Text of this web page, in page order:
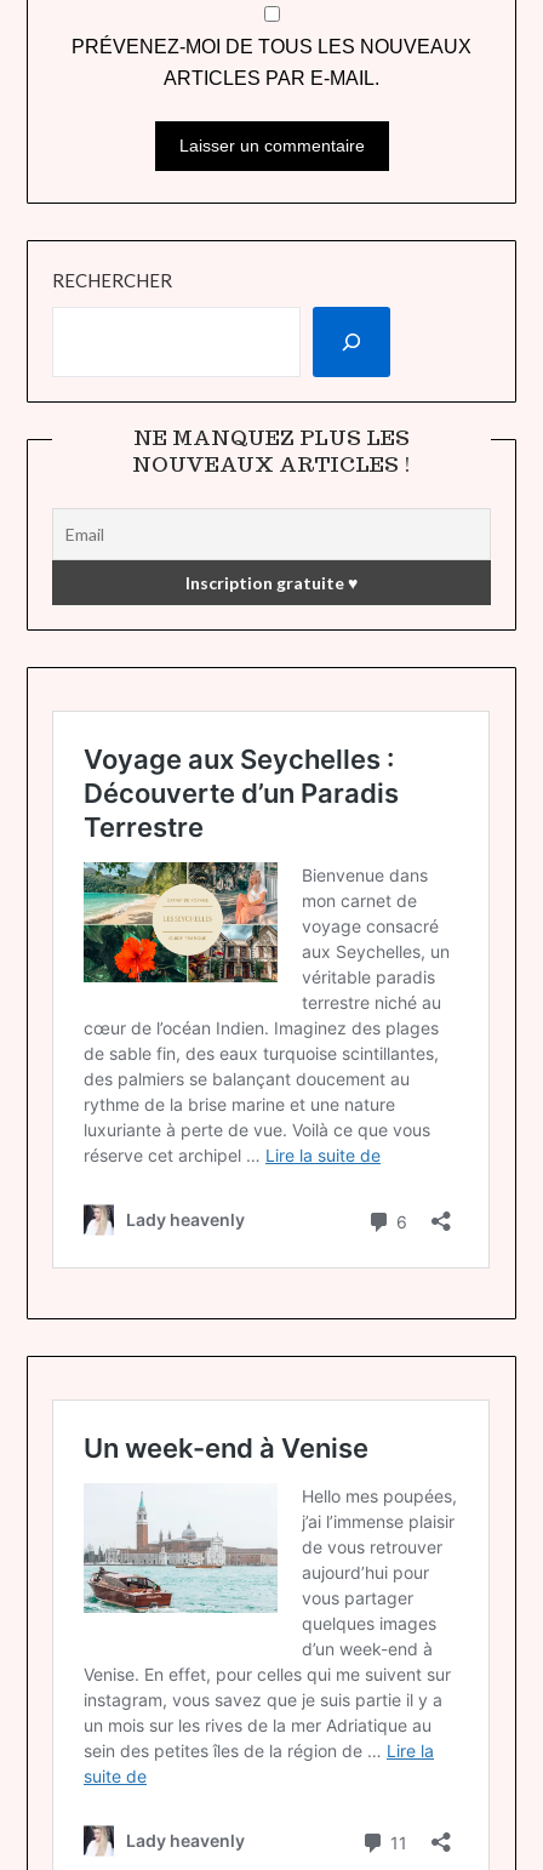
PRÉVENEZ-MOI DE TOUS LES NOUVEAUX
ARTICLES PAR E-MAIL.
RECHERCHER
NE MANQUEZ PLUS LES
NOUVEAUX ARTICLES !